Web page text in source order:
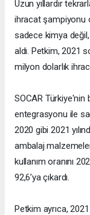
Uzun yıllardır
ihracat şampiyonu
sadece kimya
aldı. Petkim, 2021
milyon dolarlık
SOCAR Türkiye'nin
entegrasyonu ile
2020 gibi 2021
ambalaj
kullanım oranını
92,6’ya çıkardı.
Petkim ayrıca,